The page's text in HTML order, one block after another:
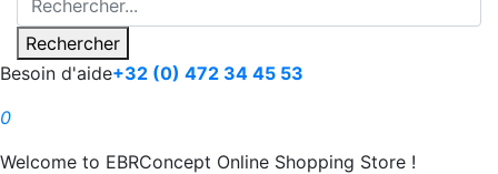
Rechercher
Besoin d'aide+32 (0) 472 34 45 53
0
Welcome to EBRConcept Online Shopping Store !